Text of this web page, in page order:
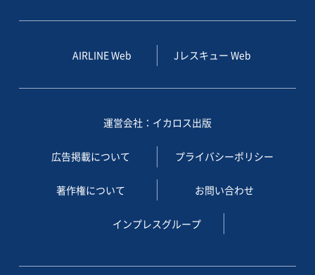
AIRLINE Web Jレスキュー Web
運営会社：イカロス出版
広告掲載について プライバシーポリシー
著作権について お問い合わせ
インプレスグループ